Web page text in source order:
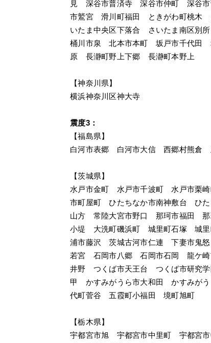
見　深谷市普済寺　深谷市仲町　深谷
市鷲宮　滑川町福田　ときがわ町桃木
いたま中央区下落合　さいたま南区別
桶川市泉　北本市本町　坂戸市千代田
原　長瀞町野上下郷　長瀞町本野上
【神奈川県】
横浜神奈川区神大寺
震度3：
【福島県】
白河市表郷　白河市大信　西郷村熊倉
【茨城県】
水戸市金町　水戸市千波町　水戸市栗
市町屋町　ひたちなか市南神敷台　ひ
山方　常陸大宮市野口　那珂市福田　
小堤　大洗町磯浜町　城里町石塚　城
浦市藤沢　茨城古河市仁連　下妻市鬼
若宮　石岡市八郷　石岡市石岡　龍ケ
井野　つくば市天王台　つくば市研究
甲　かすみがうら市大和田　かすみが
代町菅谷　五霞町小福田　境町旭町
【栃木県】
宇都宮市旭　宇都宮市中里町　宇都宮